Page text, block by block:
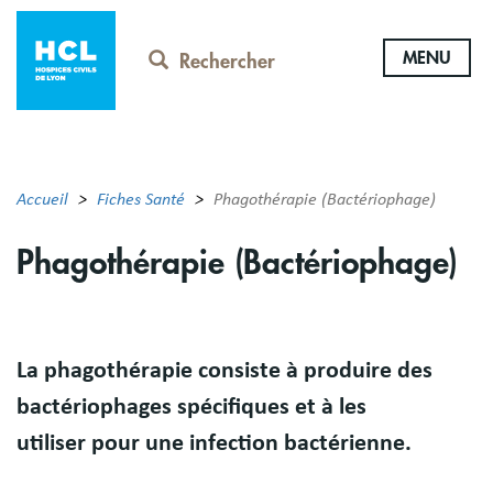
Aller
contenu
principal
Rechercher MENU
Accueil Fiches Santé Phagothérapie (Bactériophage)
Phagothérapie (Bactériophage)
Résumé
La phagothérapie consiste à produire des
bactériophages spécifiques et à les
utiliser pour une infection bactérienne.